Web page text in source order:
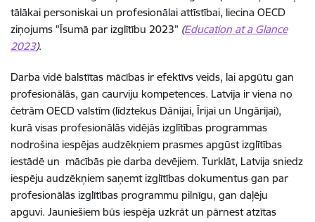
tālākai personiskai un profesionālai attīstībai, liecina OECD
ziņojums "Īsumā par izglītību 2023” (Education at a Glance
2023).
Darba vidē balstītas mācības ir efektīvs veids, lai apgūtu gan
profesionālās, gan caurviju kompetences. Latvija ir viena no
četrām OECD valstīm (līdztekus Dānijai, Īrijai un Ungārijai),
kurā visas profesionālās vidējās izglītības programmas
nodrošina iespējas audzēkņiem prasmes apgūst izglītības
iestādē un mācībās pie darba devējiem. Turklāt, Latvija sniedz
iespēju audzēkņiem saņemt izglītības dokumentus gan par
profesionālās izglītības programmu pilnīgu, gan daļēju
apguvi. Jauniešiem būs iespēja uzkrāt un pārnest atzītas